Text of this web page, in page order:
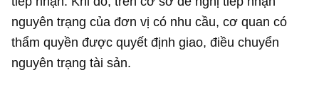
nguyên trạng của đơn vị có nhu cầu, cơ quan có
thẩm quyền được quyết định giao, điều chuyển
nguyên trạng tài sản.